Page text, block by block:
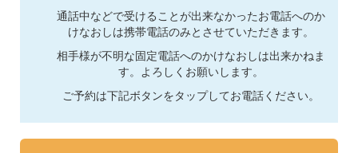
通話中などで受けることが出来なかったお電話へのか
けなおしは携帯電話のみとさせていただきます。
相手様が不明な固定電話へのかけなおしは出来かねま
す。よろしくお願いします。
ご予約は下記ボタンをタップしてお電話ください。